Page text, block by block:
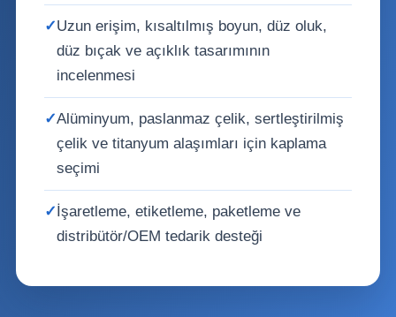
✓Uzun erişim, kısaltılmış boyun, düz oluk,
düz bıçak ve açıklık tasarımının
incelenmesi
✓Alüminyum, paslanmaz çelik, sertleştirilmiş
çelik ve titanyum alaşımları için kaplama
seçimi
✓İşaretleme, etiketleme, paketleme ve
distribütör/OEM tedarik desteği